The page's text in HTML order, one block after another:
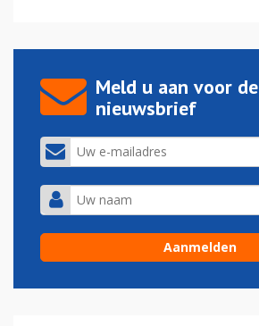
Meld u aan voor de
nieuwsbrief